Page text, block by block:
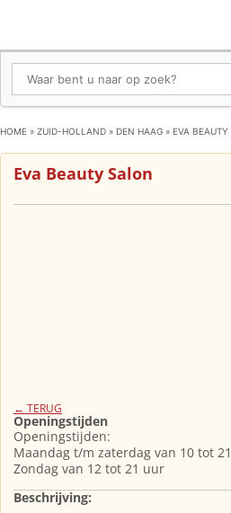
HOME » ZUID-HOLLAND » DEN HAAG » EVA
Eva Beauty Salon
← TERUG
Openingstijden
Openingstijden:
Maandag t/m zaterdag van 10 tot
Zondag van 12 tot 21 uur
Beschrijving: